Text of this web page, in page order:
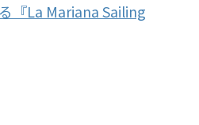
『La Mariana Sailing